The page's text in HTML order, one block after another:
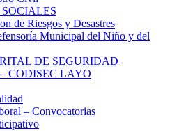
de Riesgos y Desastres
Municipal del Niño y del
DE SEGURIDAD
CODISEC LAYO
– Convocatorias